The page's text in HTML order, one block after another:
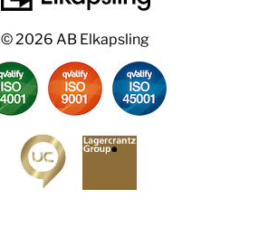
© 2026 AB Elkapsling